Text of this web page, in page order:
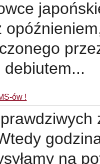
ów !
na